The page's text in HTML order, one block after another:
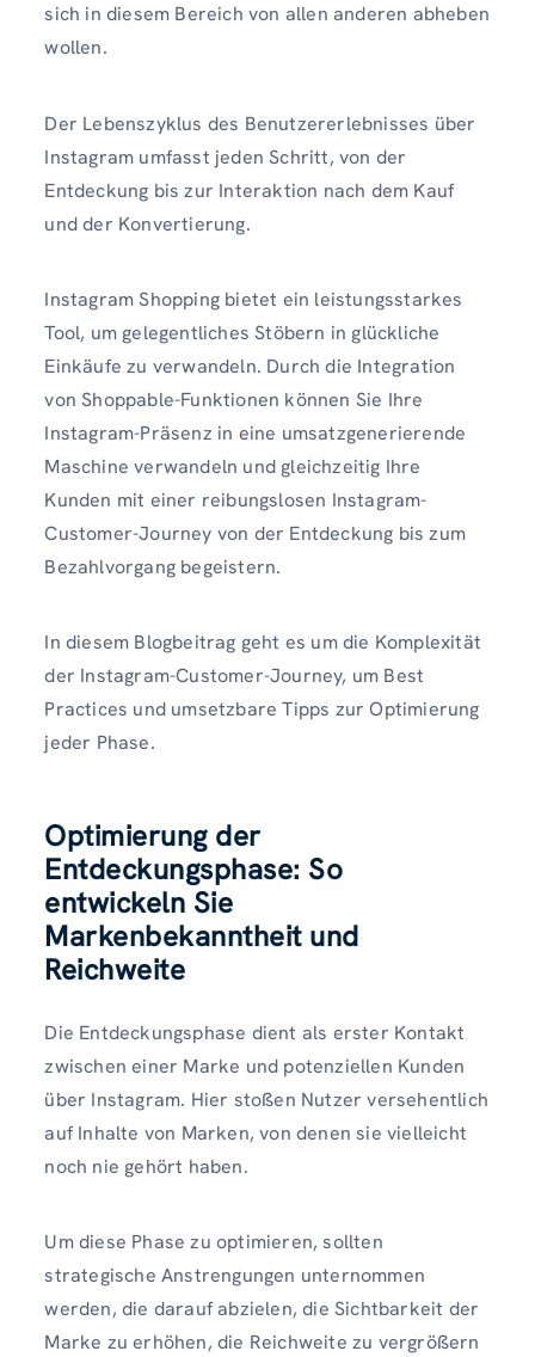
sich in diesem Bereich von allen anderen abheben
wollen.
Der Lebenszyklus des Benutzererlebnisses über
Instagram umfasst jeden Schritt, von der
Entdeckung bis zur Interaktion nach dem Kauf
und der Konvertierung.
Instagram Shopping bietet ein leistungsstarkes
Tool, um gelegentliches Stöbern in glückliche
Einkäufe zu verwandeln. Durch die Integration
von Shoppable-Funktionen können Sie Ihre
Instagram-Präsenz in eine umsatzgenerierende
Maschine verwandeln und gleichzeitig Ihre
Kunden mit einer reibungslosen Instagram-
Customer-Journey von der Entdeckung bis zum
Bezahlvorgang begeistern.
In diesem Blogbeitrag geht es um die Komplexität
der Instagram-Customer-Journey, um Best
Practices und umsetzbare Tipps zur Optimierung
jeder Phase.
Optimierung der
Entdeckungsphase: So
entwickeln Sie
Markenbekanntheit und
Reichweite
Die Entdeckungsphase dient als erster Kontakt
zwischen einer Marke und potenziellen Kunden
über Instagram. Hier stoßen Nutzer versehentlich
auf Inhalte von Marken, von denen sie vielleicht
noch nie gehört haben.
Um diese Phase zu optimieren, sollten
strategische Anstrengungen unternommen
werden, die darauf abzielen, die Sichtbarkeit der
Marke zu erhöhen, die Reichweite zu vergrößern